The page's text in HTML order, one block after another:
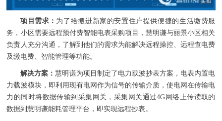
项目需求： 为了给搬进新家的安置住户提供便捷的生活缴费服
务，小区需要远程预付费智能电表采购项目，慧明谦与丽景小区相关
负责人充分沟通，了解到他们的需求为能解决远程操控、远程查电费
及缴电费、智能管理等功能。
解决方案：慧明谦为项目制定了电力载波抄表方案，电表内置电
力载波模块，即利用现有电网作为信号的传输介质，使电网在传输电
力的同时将数据传输到采集网关，采集网关通过4G网络上传读取的
数据到慧明谦能耗管理平台，即实现远程抄表。